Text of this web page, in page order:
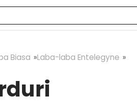
Biasa
Laba-laba Entelegyne